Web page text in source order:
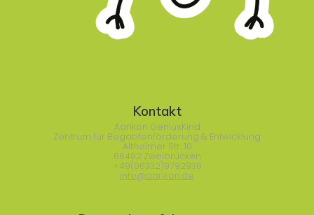
Kontakt
Aarikon GeniusKind
Zentrum für Begabtenförderung & Entwicklung
Altheimer Str. 10
66482 Zweibrücken
+49(06332)9792936
info@aarikon.de